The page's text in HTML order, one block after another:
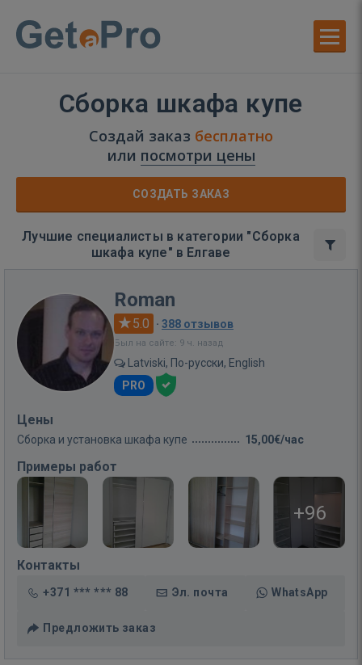
Сборка шкафа купе
Создай заказ бесплатно
или посмотри цены
СОЗДАТЬ ЗАКАЗ
Лучшие специалисты в категории "Сборка
шкафа купе" в Елгаве
Roman
5.0 · 388 отзывов
Был на сайте: 9 ч. назад
Latviski, По-русски, English
PRO
Цены
Сборка и установка шкафа купе 15,00€/час
Примеры работ
+96
Контакты
+371 *** *** 88 Эл. почта WhatsApp
Предложить заказ